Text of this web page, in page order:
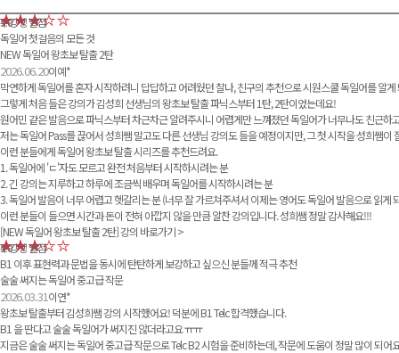
수강생 별점
5.0
독일어 첫걸음의 모든 것
NEW 독일어 왕초보 탈출 2탄
2026.06.20이예*
막연하게 독일어를 혼자 시작하려니 답답하고 어려웠던 찰나, 친구의 추천으로 시원스쿨 독일어를 알게
그렇게 처음 들은 강의가 김성희 선생님의 왕초보 탈출 파닉스부터 1탄, 2탄이었는데요!
원어민 같은 발음으로 파닉스부터 차근차근 알려주시니 어렵게만 느껴졌던 독일어가 너무나도 친근하
저는 독일어 Pass를 끊어서 성희쌤 말고도 다른 선생님 강의도 들을 예정이지만, 그 첫 시작을 성희쌤이
이런 분들에게 독일어 왕초보 탈출 시리즈를 추천드려요.
1. 독일어에 'ㄷ'자도 모르고 완전 처음부터 시작하시려는 분
2. 긴 강의는 지루하고 하루에 조금씩 배우며 독일어를 시작하시려는 분
3. 독일어 발음이 너무 어렵고 헷갈리는 분 (너무 잘 가르쳐주셔서 이제는 영어도 독일어 발음으로 읽게
이런 분들이 들으면 시간과 돈이 전혀 아깝지 않을 만큼 알찬 강의입니다. 성희쌤 정말 감사해요!!!
[NEW 독일어 왕초보 탈출 2탄]강의 바로가기 >
수강생 별점
5.0
B1 이후 표현력과 문법을 동시에 탄탄하게 보강하고 싶으신 분들께 적극 추천
술술 써지는 독일어 중고급 작문
2026.03.31이연*
왕초보 탈출부터 김성희쌤 강의 시작했어요! 덕분에 B1 Telc 합격했습니다.
B1 을 딴다고 술술 독일어가 써지진 않더라고요 ㅠㅠ
지금은 술술 써지는 독일어 중고급 작문으로 Telc B2 시험을 준비하는데, 작문에 도움이 정말 많이 되어